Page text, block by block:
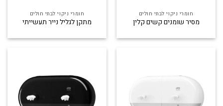
חומרי ניקוי לבתי חולים
מסיר שומנים קשים קלין
חומרי ניקוי לבתי חולים
מתקן לגליל נייר תעשייתי